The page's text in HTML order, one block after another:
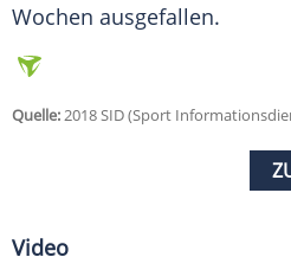
Wochen ausgefallen.
Quelle:2018 SID (Sport
Video